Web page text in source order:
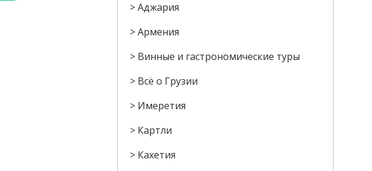
Аджария
Армения
Винные и гастрономические туры
Всё о Грузии
Имеретия
Картли
Кахетия